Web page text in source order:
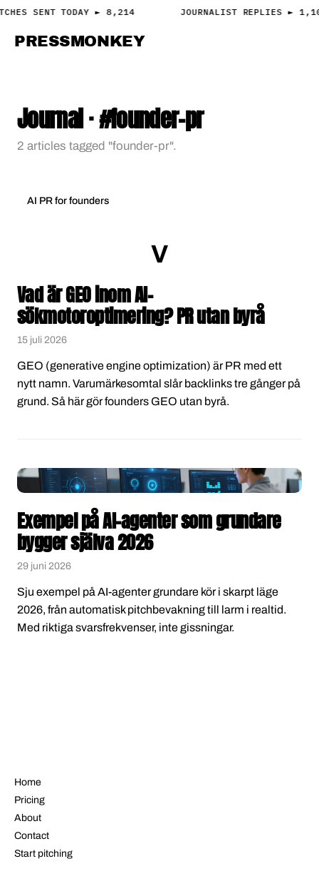
Journal · #founder-pr
2 articles tagged "founder-pr".
AI PR for founders
Vad är GEO inom AI-
sökmotoroptimering? PR utan byrå
15 juli 2026
GEO (generative engine optimization) är PR med ett
nytt namn. Varumärkesomtal slår backlinks tre gånger på
grund. Så här gör founders GEO utan byrå.
Exempel på AI-agenter som grundare
bygger själva 2026
29 juni 2026
Sju exempel på AI-agenter grundare kör i skarpt läge
2026, från automatisk pitchbevakning till larm i realtid.
Med riktiga svarsfrekvenser, inte gissningar.
SENT TODAY ► 8,214 JOURNALIST REPLIES ►
PRESS MONKEY
Home
Pricing
About
Contact
Start pitching